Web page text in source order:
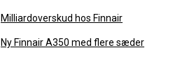
Milliardoverskud hos Finnair
Ny Finnair A350 med flere sæder